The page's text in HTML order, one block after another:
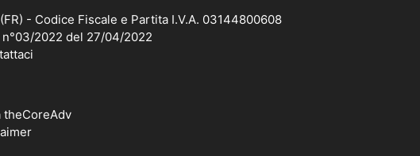
- Codice Fiscale e Partita I.V.A. 03144800608
2022 del 27/04/2022
theCoreAdv